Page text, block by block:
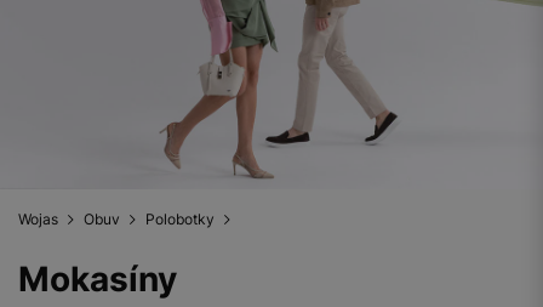
Wojas Obuv Polobotky
Mokasíny